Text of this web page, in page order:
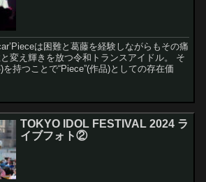
は困難と葛藤を経験しながらもその痛
変え輝きを放つ令和トランスアイドル。 そ
を持つことで“Piece”(作品)としての存在価
TOKYO IDOL FESTIVAL 2024 ラ
イブフォト②